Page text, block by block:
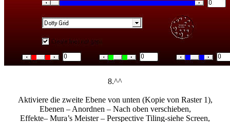
8.^^
Aktiviere die zweite Ebene von unten (Kopie von Raster 1),
Ebenen – Anordnen – Nach oben verschieben,
Effekte– Mura’s Meister – Perspective Tiling-siehe Screen,